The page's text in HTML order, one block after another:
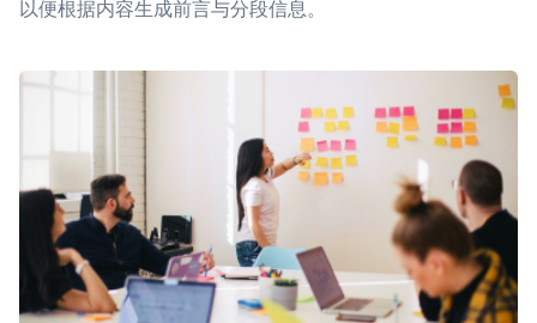
以便根据内容生成前言与分段信息。